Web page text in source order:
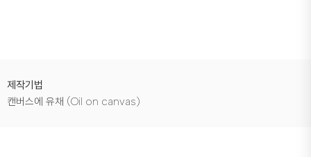
제작기법
캔버스에 유채 (Oil on canvas)